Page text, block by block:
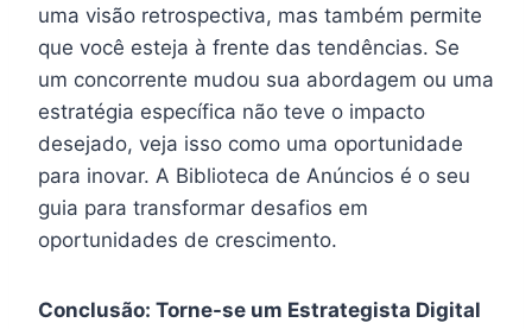
uma visão retrospectiva, mas também permite
que você esteja à frente das tendências. Se
um concorrente mudou sua abordagem ou uma
estratégia específica não teve o impacto
desejado, veja isso como uma oportunidade
para inovar. A Biblioteca de Anúncios é o seu
guia para transformar desafios em
oportunidades de crescimento.
Conclusão: Torne-se um Estrategista Digital